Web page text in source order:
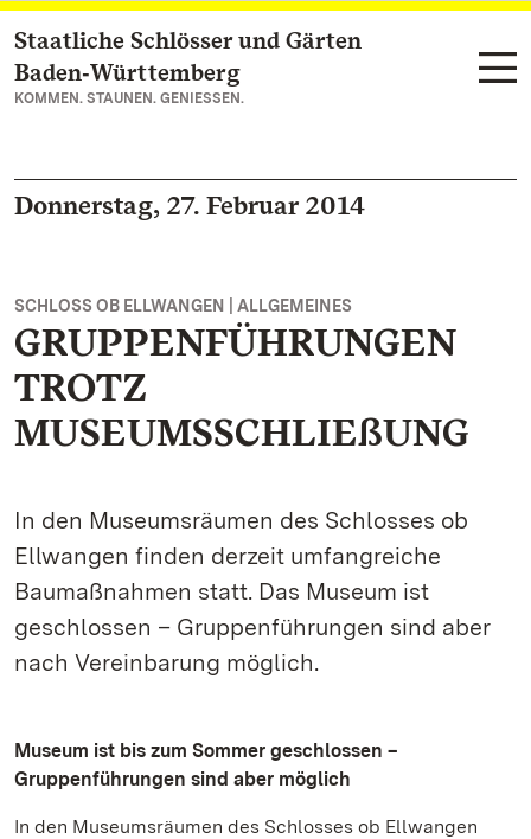
Zum Hauptinhalt springen
Staatliche Schlösser und Gärten
Baden‑Württemberg
KOMMEN. STAUNEN. GENIESSEN.
Donnerstag, 27. Februar 2014
SCHLOSS OB ELLWANGEN | ALLGEMEINES
GRUPPENFÜHRUNGEN
TROTZ
MUSEUMSSCHLIEßUNG
In den Museumsräumen des Schlosses ob
Ellwangen finden derzeit umfangreiche
Baumaßnahmen statt. Das Museum ist
geschlossen – Gruppenführungen sind aber
nach Vereinbarung möglich.
Museum ist bis zum Sommer geschlossen –
Gruppenführungen sind aber möglich
In den Museumsräumen des Schlosses ob Ellwangen